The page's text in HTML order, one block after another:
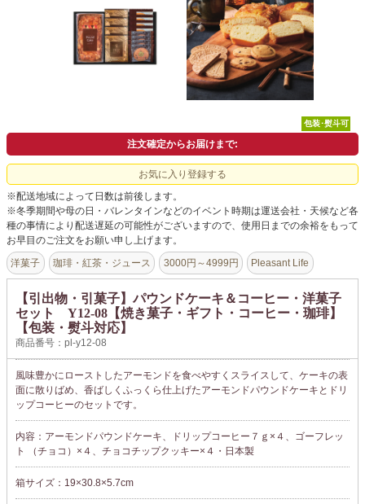
無料サンプル・資料請求
包装･熨斗可
注文確定からお届けまで:
お気に入り登録する
※配送地域によって日数は前後します。
※冬季期間や母の日・バレンタインなどのイベント時期は運送会社・天候など各
種の事情により配送遅延の可能性がございますので、使用日までの余裕をもって
お早目のご注文をお願い申し上げます。
洋菓子 珈琲・紅茶・ジュース 3000円～4999円 Pleasant Life
【引出物・引菓子】パウンドケーキ＆コーヒー・洋菓子
セット Y12-08【焼き菓子・ギフト・コーヒー・珈琲】
【包装・熨斗対応】
商品番号：pl-y12-08
風味豊かにローストしたアーモンドを食べやすくスライスして、ケーキの表
面に散りばめ、香ばしくふっくら仕上げたアーモンドパウンドケーキとドリ
ップコーヒーのセットです。
内容：アーモンドパウンドケーキ、ドリップコーヒー７ｇ×４、ゴーフレッ
ト （チョコ）×４、チョコチップクッキー×４・日本製
箱サイズ：19×30.8×5.7cm